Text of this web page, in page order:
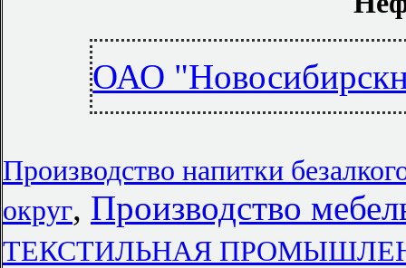
ОАО
Производство напитки
округ, Производство
ТЕКСТИЛЬНАЯ